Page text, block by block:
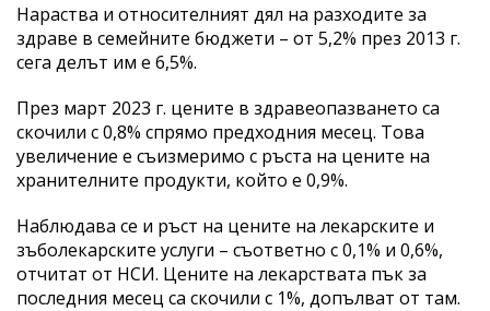
Нараства и относителният дял на разходите за
здраве в семейните бюджети – от 5,2% през 2013 г.
сега делът им е 6,5%.
През март 2023 г. цените в здравеопазването са
скочили с 0,8% спрямо предходния месец. Това
увеличение е съизмеримо с ръста на цените на
хранителните продукти, който е 0,9%.
Наблюдава се и ръст на цените на лекарските и
зъболекарските услуги – съответно с 0,1% и 0,6%,
отчитат от НСИ. Цените на лекарствата пък за
последния месец са скочили с 1%, допълват от там.